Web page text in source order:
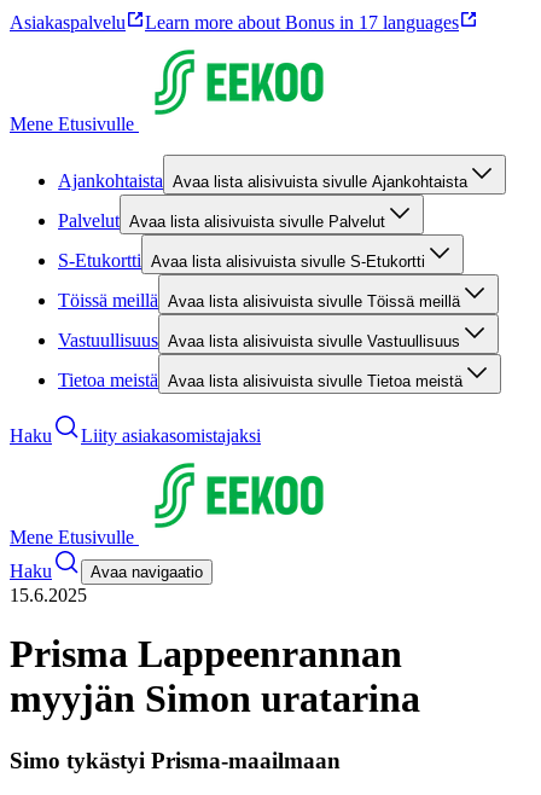
Asiakaspalvelu Learn more about Bonus in 17 languages
Mene Etusivulle
Ajankohtaista Avaa lista alisivuista sivulle Ajankohtaista
Palvelut Avaa lista alisivuista sivulle Palvelut
S-Etukortti Avaa lista alisivuista sivulle S-Etukortti
Töissä meillä Avaa lista alisivuista sivulle Töissä meillä
Vastuullisuus Avaa lista alisivuista sivulle Vastuullisuus
Tietoa meistä Avaa lista alisivuista sivulle Tietoa meistä
Haku Liity asiakasomistajaksi
Mene Etusivulle
Haku
Avaa navigaatio
15.6.2025
Prisma Lappeenrannan
myyjän Simon uratarina
Simo tykästyi Prisma-maailmaan